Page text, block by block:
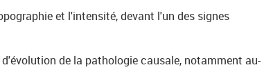
et l'intensité, devant l'un des signes
de la pathologie causale, notamment au-